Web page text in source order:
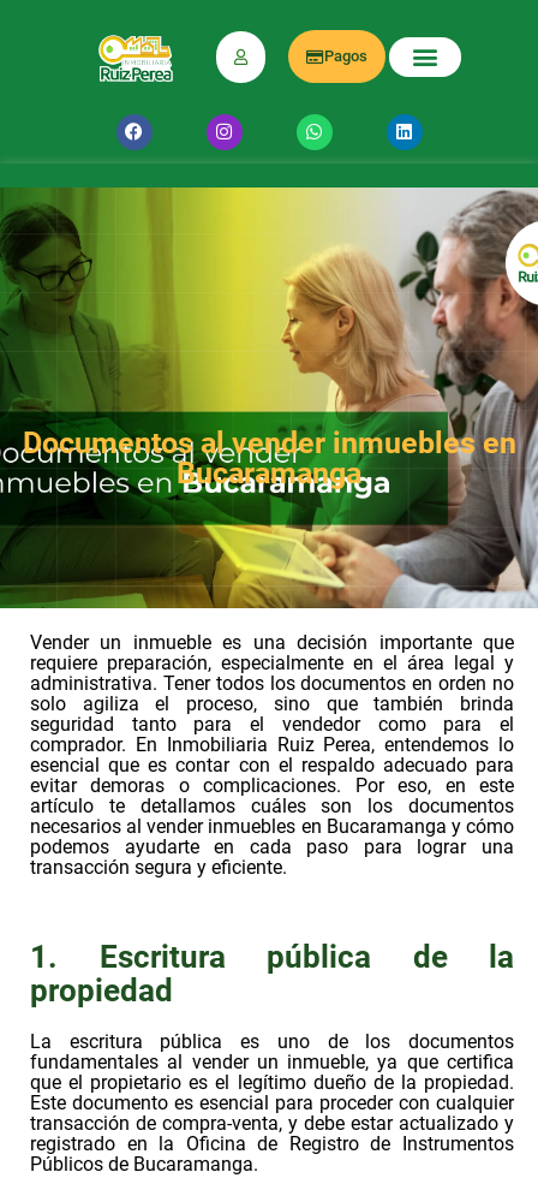
Pagos
Documentos al vender inmuebles en
Bucaramanga
Vender un inmueble es una decisión importante que
requiere preparación, especialmente en el área legal y
administrativa. Tener todos los documentos en orden no
solo agiliza el proceso, sino que también brinda
seguridad tanto para el vendedor como para el
comprador. En Inmobiliaria Ruiz Perea, entendemos lo
esencial que es contar con el respaldo adecuado para
evitar demoras o complicaciones. Por eso, en este
artículo te detallamos cuáles son los documentos
necesarios al vender inmuebles en Bucaramanga y cómo
podemos ayudarte en cada paso para lograr una
transacción segura y eficiente.
1. Escritura pública de la
propiedad
La escritura pública es uno de los documentos
fundamentales al vender un inmueble, ya que certifica
que el propietario es el legítimo dueño de la propiedad.
Este documento es esencial para proceder con cualquier
transacción de compra-venta, y debe estar actualizado y
registrado en la Oficina de Registro de Instrumentos
Públicos de Bucaramanga.